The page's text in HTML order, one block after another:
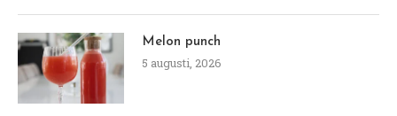
Melon punch
5 augusti, 2026